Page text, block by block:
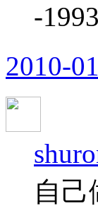
-
2010-
自